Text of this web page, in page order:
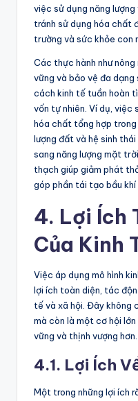
việc sử dụng năng
tránh sử dụng hóa chất
trường và sức khỏe con
Các thực hành như
vững và bảo vệ đa dạng
cách kinh tế tuần hoàn
vốn tự nhiên. Ví dụ, việc
hóa chất tổng hợp
lượng đất và hệ sinh
sang năng lượng mặt
thạch giúp giảm phát
góp phần tái tạo bầu khí
4. Lợi Ích
Của Kinh
Việc áp dụng mô hình
lợi ích toàn diện, tác
tế và xã hội. Đây không
mà còn là một cơ hội
vững và thịnh vượng hơn.
4.1. Lợi Ích
Một trong những lợi ích